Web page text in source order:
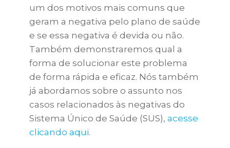
um dos motivos mais comuns que
geram a negativa pelo plano de saúde
e se essa negativa é devida ou não.
Também demonstraremos qual a
forma de solucionar este problema
de forma rápida e eficaz. Nós também
já abordamos sobre o assunto nos
casos relacionados às negativas do
Sistema Único de Saúde (SUS), acesse
clicando aqui.